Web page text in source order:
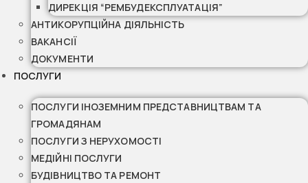
ДИРЕКЦІЯ “РЕМБУДЕКСПЛУАТАЦІЯ”
АНТИКОРУПЦІЙНА ДІЯЛЬНІСТЬ
ВАКАНСІЇ
ДОКУМЕНТИ
ПОСЛУГИ
ПОСЛУГИ ІНОЗЕМНИМ ПРЕДСТАВНИЦТВАМ ТА
ГРОМАДЯНАМ
ПОСЛУГИ З НЕРУХОМОСТІ
МЕДІЙНІ ПОСЛУГИ
БУДІВНИЦТВО ТА РЕМОНТ